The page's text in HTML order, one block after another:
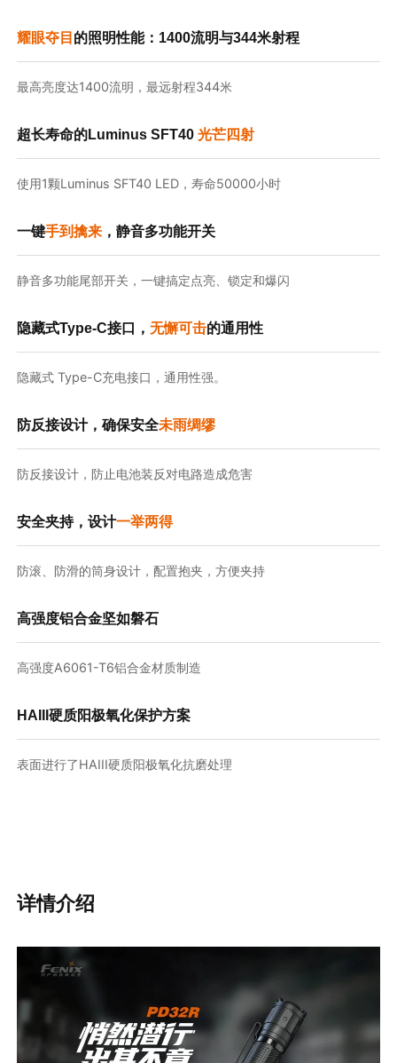
耀眼夺目 的照明性能：1400流明与344米射程
最高亮度达1400流明，最远射程344米
超长寿命的Luminus SFT40光芒四射
使用1颗Luminus SFT40 LED，寿命50000小时
一键手到擒来 ，静音多功能开关
静音多功能尾部开关，一键搞定点亮、锁定和爆闪
隐藏式Type-C接口，无懈可击的通用性
隐藏式 Type-C充电接口，通用性强。
防反接设计，确保安全未雨绸缪
防反接设计，防止电池装反对电路造成危害
安全夹持，设计一举两得
防滚、防滑的筒身设计，配置抱夹，方便夹持
高强度铝合金坚如磐石
高强度A6061-T6铝合金材质制造
HAIII硬质阳极氧化保护方案
表面进行了HAIII硬质阳极氧化抗磨处理
详情介绍